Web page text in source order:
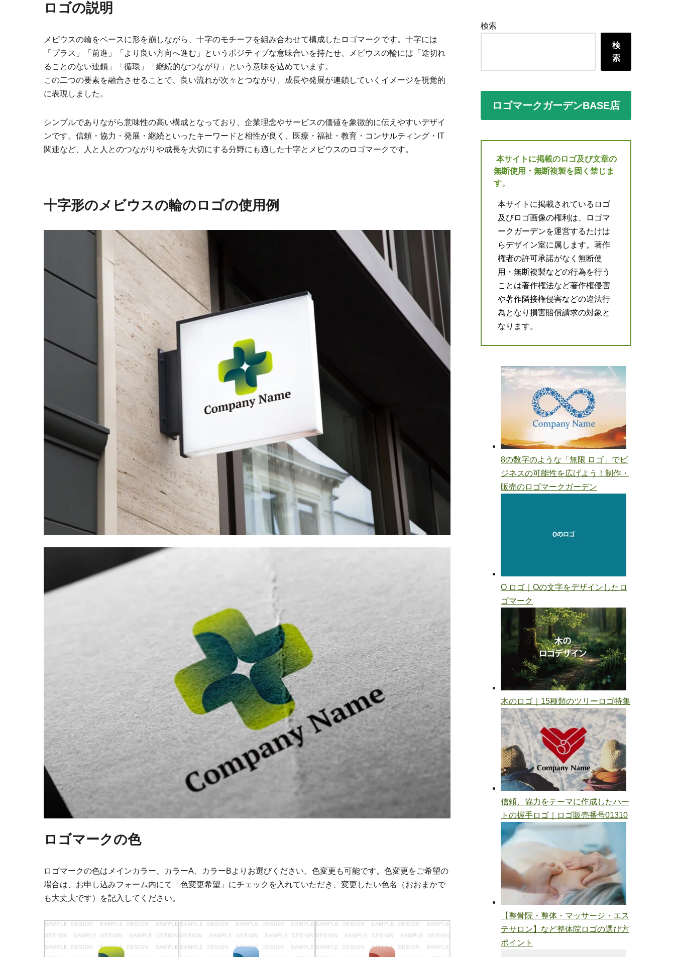
ロゴの説明
メビウスの輪をベースに形を崩しながら、十字のモチーフを組み合わせて構成したロゴマークです。十字には
「プラス」「前進」「より良い方向へ進む」というポジティブな意味合いを持たせ、メビウスの輪には「途切れ
ることのない連鎖」「循環」「継続的なつながり」という意味を込めています。
この二つの要素を融合させることで、良い流れが次々とつながり、成長や発展が連鎖していくイメージを視覚的
に表現しました。
シンプルでありながら意味性の高い構成となっており、企業理念やサービスの価値を象徴的に伝えやすいデザイ
ンです。信頼・協力・発展・継続といったキーワードと相性が良く、医療・福祉・教育・コンサルティング・IT
関連など、人と人とのつながりや成長を大切にする分野にも適した十字とメビウスのロゴマークです。
十字形のメビウスの輪のロゴの使用例
ロゴマークの色
ロゴマークの色はメインカラー、カラーA、カラーBよりお選びください。色変更も可能です。色変更をご希望の
場合は、お申し込みフォーム内にて「色変更希望」にチェックを入れていただき、変更したい色名（おおまかで
も大丈夫です）を記入してください。
検索
検
索
ロゴマークガーデンBASE店
本サイトに掲載のロゴ及び文章の
無断使用・無断複製を固く禁じま
す。
本サイトに掲載されているロゴ
及びロゴ画像の権利は、ロゴマ
ークガーデンを運営するたけは
らデザイン室に属します。著作
権者の許可承諾がなく無断使
用・無断複製などの行為を行う
ことは著作権法など著作権侵害
や著作隣接権侵害などの違法行
為となり損害賠償請求の対象と
なります。